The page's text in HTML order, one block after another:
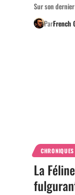
Sur son
ParFrench
La